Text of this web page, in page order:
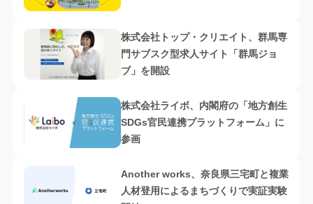
株式会社トップ・クリエイト、群馬専
門サブスク型求人サイト「群馬ジョ
ブ」を開設
株式会社ライボ、内閣府の「地方創生
SDGs官民連携プラットフォーム」に
参画
Another works、奈良県三宅町と複業
人材登用によるまちづくりで実証実験